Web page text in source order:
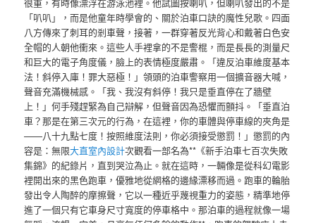
「叭叭」，而是他童年時學會的、關於泊車口訣的魔性兒歌。四面
八方傳來了刺耳的剎車聲，接著，一群穿著反光背心和戴著白色安
全帽的人朝他衝來。這些人手裡拿的不是警棍，而是長長的測量尺
和巨大的電子角度儀，臉上的表情極度嚴肅。「違反泊車維度基本
法！斜停入庫！罪大惡極！」領頭的泊車警察用一個擴音器大喊，
聲音充滿機械感。「我、我沒有斜停！我只是垂直停在了牆壁
上！」何手殘趕緊為自己辯解，但聲音因為恐懼而顫抖。「垂直泊
車？那是在第三次元的行為，在這裡，你的車體與停車線的夾角是
——八十九點七度！按照維度法則，你必須接受懲罰！」懲罰的內
容是：無限大直室內設計次觀看一部名為**《新手泊車七百次失敗
集錦》的紀錄片，直到哭泣為止。就在這時，一輛像是從科幻電影
裡開出來的黑色跑車，優雅地從網格的邊緣漂移而過。跑車的輪胎
發出令人陶醉的摩擦聲，它以一種近乎蔑視重力的姿態，精準地停
進了一個只有它車身尺寸寬度的停車格中。那泊車的過程就像一場